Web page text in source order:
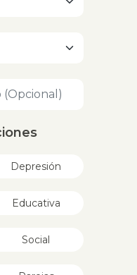
Depresión
Educativa
Social